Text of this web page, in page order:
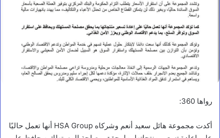
رواها 360:
أكدت مجموعة هائل سعيد أنعم وشركاه HSA Group أنها تعمل حاليًا